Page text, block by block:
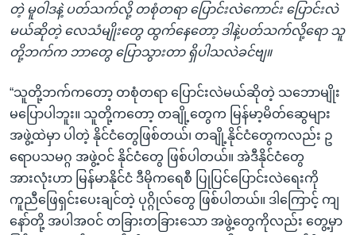
တဲ့ မူဝါဒနဲ့ ပတ်သက်လို့ တစုံတရာ ပြောင်းလဲကောင်း ပြောင်းလဲ
မယ်ဆိုတဲ့ လေသံမျိုးတွေ ထွက်နေတော့ ဒါနဲ့ပတ်သက်လို့ရော သူ
တို့ဘက်က ဘာတွေ ပြောသွားတာ ရှိပါသလဲခင်ဗျ။
“သူတို့ဘက်ကတော့ တစုံတရာ ပြောင်းလဲမယ်ဆိုတဲ့ သဘောမျိုး
မပြောပါဘူး။ သူတို့ကတော့ တချို့တွေက မြန်မာ့မိတ်ဆွေများ
အဖွဲ့ထဲမှာ ပါတဲ့ နိုင်ငံတွေဖြစ်တယ်၊ တချို့နိုင်ငံတွေကလည်း ဥ
ရောပသမဂ္ဂ အဖွဲ့ဝင် နိုင်ငံတွေ ဖြစ်ပါတယ်။ အဲဒီနိုင်ငံတွေ
အားလုံးဟာ မြန်မာနိုင်ငံ ဒီမိုကရေစီ ပြုပြင်ပြောင်းလဲရေးကို
ကူညီဖြေရှင်းပေးချင်တဲ့ ပုဂ္ဂိုလ်တွေ ဖြစ်ပါတယ်။ ဒါကြောင့် ကျ
နော်တို့ အပါအဝင် တခြားတခြားသော အဖွဲ့တွေကိုလည်း တွေ့မှာ